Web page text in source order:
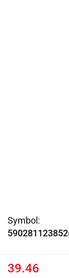
Symbol:
39.46